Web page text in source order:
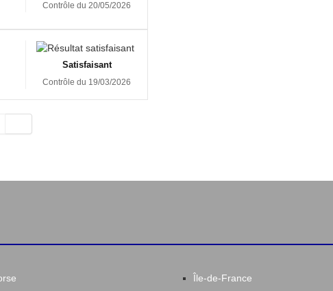
Contrôle du 20/05/2026
Satisfaisant
Contrôle du 19/03/2026
Île-de-France